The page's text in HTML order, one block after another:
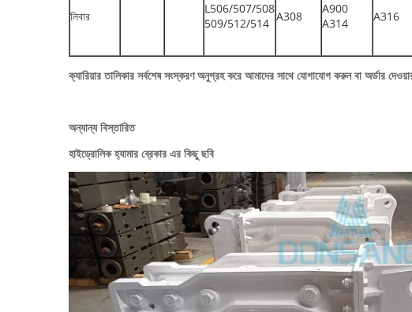
লিবার
L506/507/508
509/512/514 A308
A900
A314
A316
ক্যারিয়ার তালিকার সর্বশেষ সংস্করণ অনুগ্রহ করে আমাদের সাথে যোগাযোগ করুন বা অর্ডার
অন্যান্য বিস্তারিত
হাইড্রোলিক হ্যামার ব্রেকার এর কিছু ছবি